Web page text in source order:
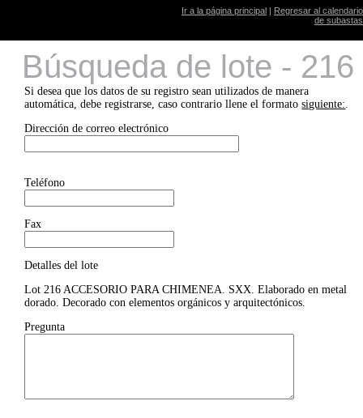
Ir a la página principal | Regresar al calendario
de subastas
Búsqueda de lote - 216
Si desea que los datos de su registro sean utilizados de manera
automática, debe registrarse, caso contrario llene el formatosiguiente:.
Dirección de correo electrónico
Teléfono
Fax
Detalles del lote
Lot 216 ACCESORIO PARA CHIMENEA. SXX. Elaborado en metal
dorado. Decorado con elementos orgánicos y arquitectónicos.
Pregunta